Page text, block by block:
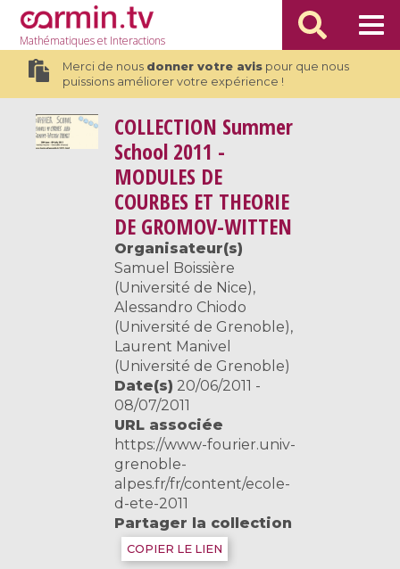
Mathématiqueset Interactions
Merci de nous donner votre avispour que nous
puissions améliorer votre expérience !
COLLECTION Summer
School 2011 -
MODULES DE
COURBES ET THEORIE
DE GROMOV-WITTEN
Organisateur(s)
Samuel Boissière
(Université de Nice),
Alessandro Chiodo
(Université de Grenoble),
Laurent Manivel
(Université de Grenoble)
Date(s) 20/06/2011 -
08/07/2011
URL associée
https://www-fourier.univ-
grenoble-
alpes.fr/fr/content/ecole-
d-ete-2011
Partager la collection
COPIER LE LIEN